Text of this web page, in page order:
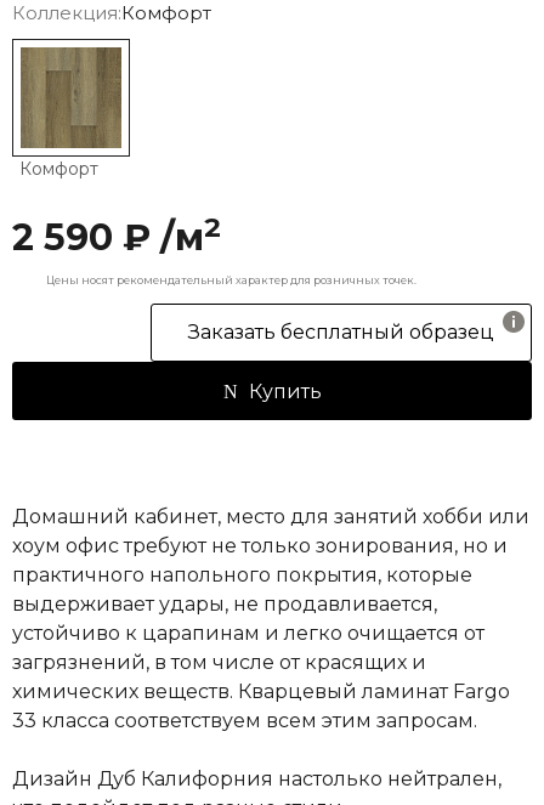
Коллекция:Комфорт
Комфорт
2 590 ₽ /м2
Цены носят рекомендательный характер для розничных точек.
Заказать бесплатный образец
Купить
Домашний кабинет, место для занятий хобби или
хоум офис требуют не только зонирования, но и
практичного напольного покрытия, которые
выдерживает удары, не продавливается,
устойчиво к царапинам и легко очищается от
загрязнений, в том числе от красящих и
химических веществ. Кварцевый ламинат Fargo
33 класса соответствуем всем этим запросам.
Дизайн Дуб Калифорния настолько нейтрален,